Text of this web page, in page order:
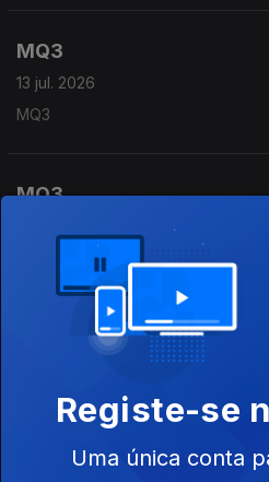
MQ3
13 jul. 2026
MQ3
MQ3
28 jun. 2026
21 jun. 2026
Registe-se
Uma única conta